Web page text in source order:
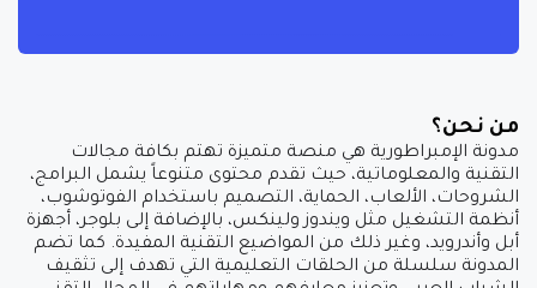
من نحن؟
مدونة الإمبراطورية هي منصة متميزة تهتم بكافة مجالات
التقنية والمعلوماتية، حيث تقدم محتوى متنوعاً يشمل البرامج،
الشروحات، الألعاب، الحماية، التصميم باستخدام الفوتوشوب،
أنظمة التشغيل مثل ويندوز ولينكس، بالإضافة إلى بلوجر، أجهزة
أبل وأندرويد، وغير ذلك من المواضيع التقنية المفيدة. كما تضم
المدونة سلسلة من الحلقات التعليمية التي تهدف إلى تثقيف